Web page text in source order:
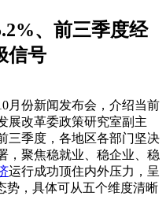
、前三季度经
信号
月份新闻发布会，介绍当前
展改革委政策研究室副主
三季度，各地区各部门坚决
，聚焦稳就业、稳企业、稳
运行成功顶住内外压力，呈
势，具体可从五个维度清晰